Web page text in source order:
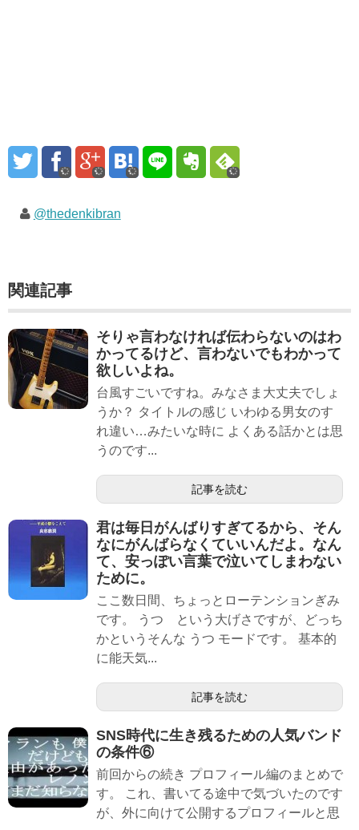
@thedenkibran
関連記事
そりゃ言わなければ伝わらないのはわ
かってるけど、言わないでもわかって
欲しいよね。
台風すごいですね。みなさま大丈夫でしょ
うか？ タイトルの感じ いわゆる男女のす
れ違い…みたいな時に よくある話かとは思
うのです...
記事を読む
君は毎日がんばりすぎてるから、そん
なにがんばらなくていいんだよ。なん
て、安っぽい言葉で泣いてしまわない
ために。
ここ数日間、ちょっとローテンションぎみ
です。 うつ という大げさですが、どっち
かというそんな うつ モードです。 基本的
に能天気...
記事を読む
SNS時代に生き残るための人気バンド
の条件⑥
前回からの続き プロフィール編のまとめで
す。 これ、書いてる途中で気づいたのです
が、外に向けて公開するプロフィールと思